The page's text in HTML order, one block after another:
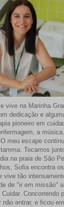
vive na Marinha
dedicação e
pioneiro em
a
meu escape
Tocamos
na praia de São
Sofia encontra
vive tão
de "ir em missão"
Concorrendo
não entrar, e ficou